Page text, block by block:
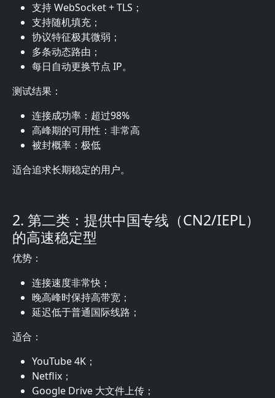
支持 WebSocket + TLS；
支持随机填充；
协议特征极其微弱；
多条动态路由；
每日自动更换节点 IP。
测试结果：
连接成功率：超过98%
高峰期的可用性：非常高
被封概率：极低
适合追求长期稳定的用户。
2. 第二类：提供中国专线（CN2/IEPL）
的高速稳定型
优势：
连接速度非常快；
晚高峰时保持高带宽；
延迟低于普通国际线路；
适合：
YouTube 4K；
Netflix；
Google Drive 大文件上传；